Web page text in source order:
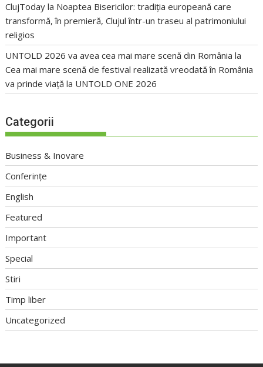
ClujToday la Noaptea Bisericilor: tradiția europeană care
transformă, în premieră, Clujul într-un traseu al patrimoniului
religios
UNTOLD 2026 va avea cea mai mare scenă din România la
Cea mai mare scenă de festival realizată vreodată în România
va prinde viață la UNTOLD ONE 2026
Categorii
Business & Inovare
Conferințe
English
Featured
Important
Special
Stiri
Timp liber
Uncategorized